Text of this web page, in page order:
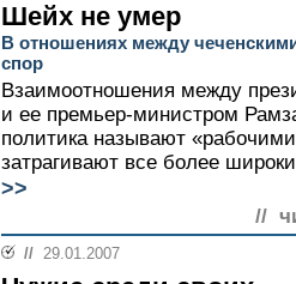
Шейх не умер
В отношениях между
спор
Взаимоотношения между
и ее премьер-министром
политика называют
затрагивают все более
>>
//
// 29.01.2007